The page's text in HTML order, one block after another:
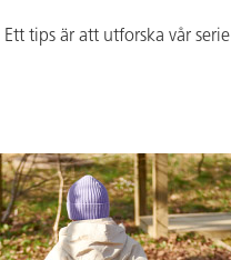
tips är att utforska vår serie